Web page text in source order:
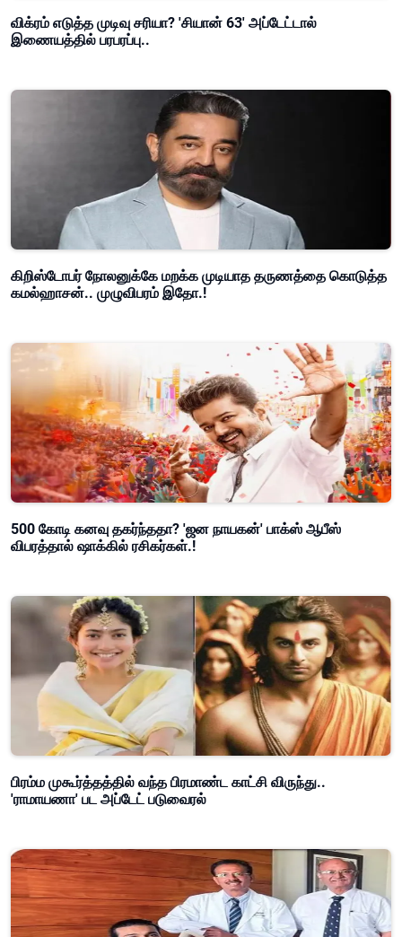
விக்ரம் எடுத்த முடிவு சரியா? 'சியான் 63' அப்டேட்டால்
இணையத்தில் பரபரப்பு..
கிறிஸ்டோபர் நோலனுக்கே மறக்க முடியாத தருணத்தை கொடுத்த
கமல்ஹாசன்.. முழுவிபரம் இதோ.!
500 கோடி கனவு தகர்ந்ததா? 'ஜன நாயகன்' பாக்ஸ் ஆபீஸ்
விபரத்தால் ஷாக்கில் ரசிகர்கள்.!
பிரம்ம முகூர்த்தத்தில் வந்த பிரமாண்ட காட்சி விருந்து..
'ராமாயணா' பட அப்டேட் படுவைரல்